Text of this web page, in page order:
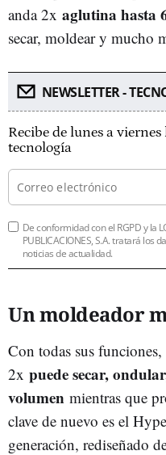
anda 2x aglutina hasta
secar, moldear y mucho
NEWSLETTER -
Recibe de lunes a
tecnología
De conformidad con el RGPD y la
PUBLICACIONES, S.A. tratará los
noticias de actualidad.
Un moldeador
Con todas sus
2x puede secar,
volumen mientras que
clave de nuevo es el
generación, rediseñado